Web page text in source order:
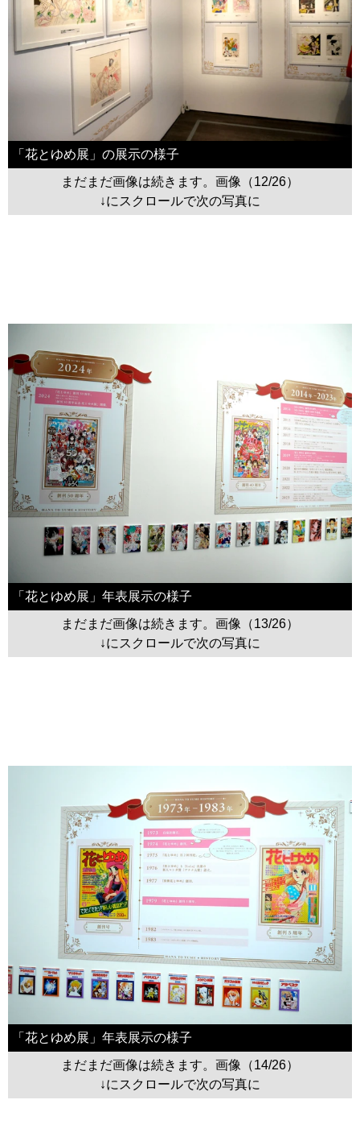
「花とゆめ展」の展示の様子
まだまだ画像は続きます。画像（12/26）
↓にスクロールで次の写真に
「花とゆめ展」年表展示の様子
まだまだ画像は続きます。画像（13/26）
↓にスクロールで次の写真に
「花とゆめ展」年表展示の様子
まだまだ画像は続きます。画像（14/26）
↓にスクロールで次の写真に